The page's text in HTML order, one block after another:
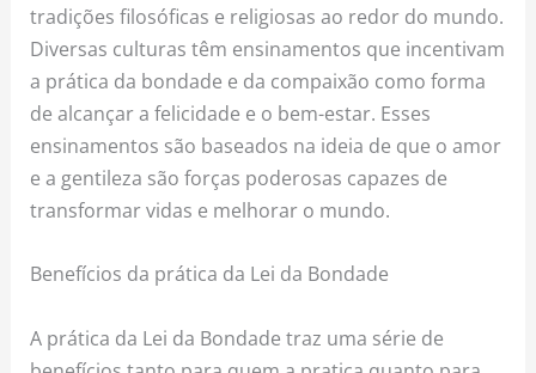
tradições filosóficas e religiosas ao redor do mundo.
Diversas culturas têm ensinamentos que incentivam
a prática da bondade e da compaixão como forma
de alcançar a felicidade e o bem-estar. Esses
ensinamentos são baseados na ideia de que o amor
e a gentileza são forças poderosas capazes de
transformar vidas e melhorar o mundo.
Benefícios da prática da Lei da Bondade
A prática da Lei da Bondade traz uma série de